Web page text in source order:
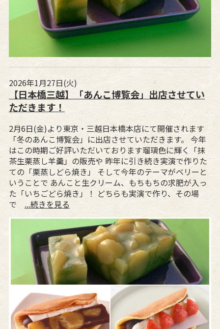
2026年1月27日(火)
【日本橋三越】「あんこ博覧会」出店させてい
ただきます！
2月6日(金)より東京・三越日本橋本店にて開催されます
「冬のあんこ博覧会」に出店させていただきます。 今年
はこの時期ご好評いただいております瑠璃色に輝く「抹
茶生栗蒸し羊羹」の販売や 昨年に引き続き実演で作りた
ての「栗蒸しどら焼き」 そして今年のテーマがベリーと
いうことで あんこと生クリーム、もちもちの求肥が入っ
た「いちごどら焼き」！ どちらも実演で作り、その場
で ...続きを見る